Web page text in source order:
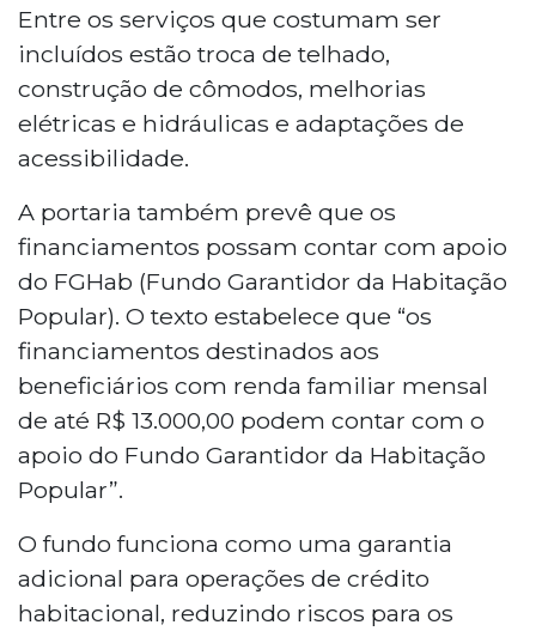
Entre os serviços que costumam ser
incluídos estão troca de telhado,
construção de cômodos, melhorias
elétricas e hidráulicas e adaptações de
acessibilidade.
A portaria também prevê que os
financiamentos possam contar com apoio
do FGHab (Fundo Garantidor da Habitação
Popular). O texto estabelece que “os
financiamentos destinados aos
beneficiários com renda familiar mensal
de até R$ 13.000,00 podem contar com o
apoio do Fundo Garantidor da Habitação
Popular”.
O fundo funciona como uma garantia
adicional para operações de crédito
habitacional, reduzindo riscos para os